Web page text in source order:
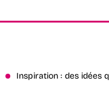
Inspiration : des idées